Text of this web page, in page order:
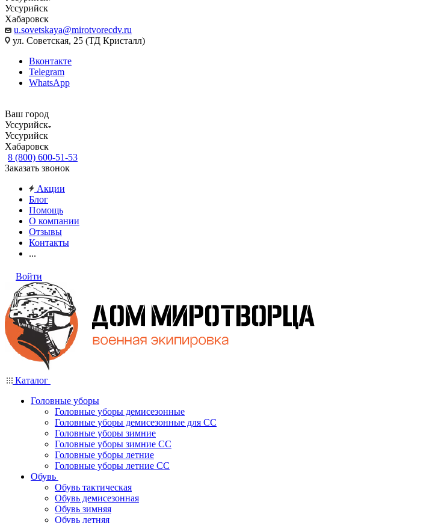
Уссурийск
Хабаровск
u.sovetskaya@mirotvorecdv.ru
ул. Советская, 25 (ТД Кристалл)
Вконтакте
Telegram
WhatsApp
Ваш город
Уссурийск
Уссурийск
Хабаровск
8 (800) 600-51-53
Заказать звонок
Акции
Блог
Помощь
О компании
Отзывы
Контакты
...
Войти
Каталог
Головные уборы
Головные уборы демисезонные
Головные уборы демисезонные для СС
Головные уборы зимние
Головные уборы зимние СС
Головные уборы летние
Головные уборы летние СС
Обувь
Обувь тактическая
Обувь демисезонная
Обувь зимняя
Обувь летняя